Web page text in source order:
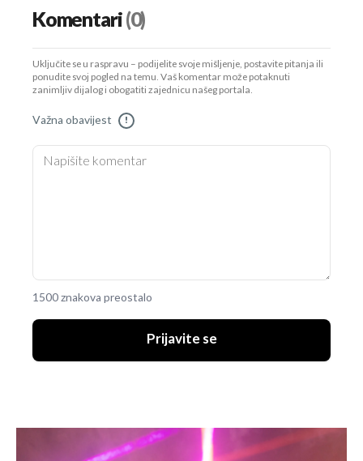
Komentari(0)
Uključite se u raspravu – podijelite svoje mišljenje, postavite pitanja ili
ponudite svoj pogled na temu. Vaš komentar može potaknuti
zanimljiv dijalog i obogatiti zajednicu našeg portala.
Važna obavijest !
1500 znakova preostalo
Prijavite se